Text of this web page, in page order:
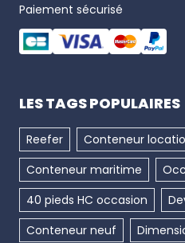
Paiement sécurisé
LES TAGS POPULAIRES
Reefer Conteneur
Conteneur maritime
40 pieds HC occasion
Conteneur neuf